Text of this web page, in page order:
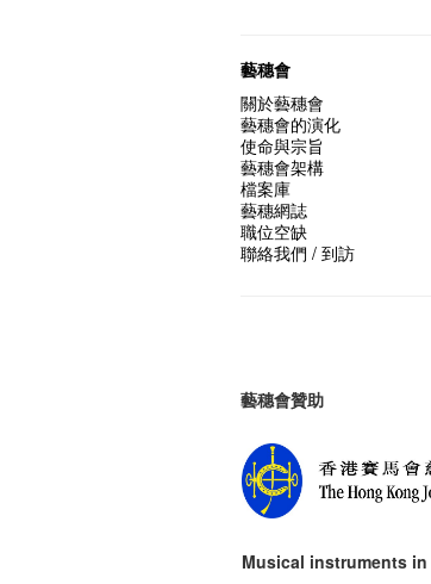
藝穗會
關於藝穗會
藝穗會的演化
使命與宗旨
藝穗會架構
檔案庫
藝穗網誌
職位空缺
聯絡我們 / 到訪
藝穗會贊助
Musical instruments in